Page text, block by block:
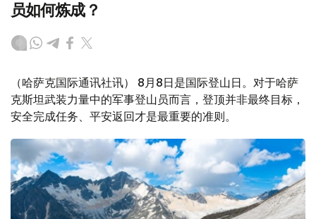
员如何炼成？
（哈萨克国际通讯社讯） 8月8日是国际登山日。对于哈萨
克斯坦武装力量中的军事登山员而言，登顶并非最终目标，
安全完成任务、平安返回才是最重要的准则。